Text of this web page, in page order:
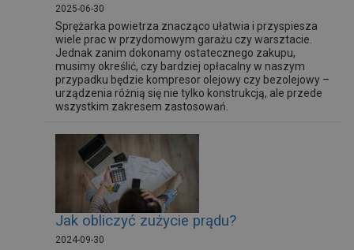
2025-06-30
Sprężarka powietrza znacząco ułatwia i przyspiesza
wiele prac w przydomowym garażu czy warsztacie.
Jednak zanim dokonamy ostatecznego zakupu,
musimy określić, czy bardziej opłacalny w naszym
przypadku będzie kompresor olejowy czy bezolejowy –
urządzenia różnią się nie tylko konstrukcją, ale przede
wszystkim zakresem zastosowań.
Jak obliczyć zużycie prądu?
2024-09-30